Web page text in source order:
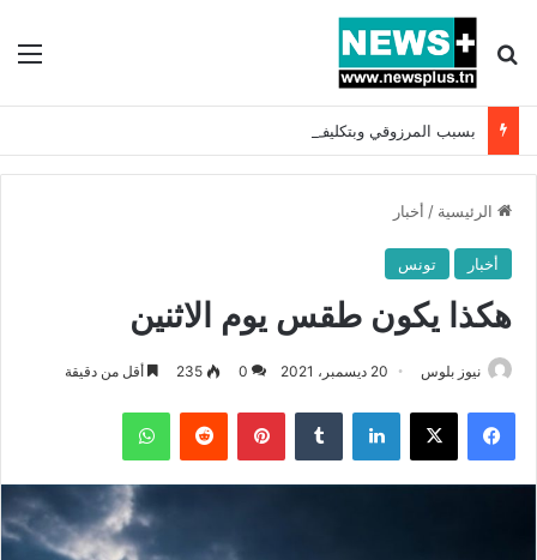
بحث عن
الرئيسية / أخبار
أخبار تونس
هكذا يكون طقس يوم الاثنين
نيوز بلوس 20 ديسمبر، 2021 0
235 أقل من دقيقة
فيسبوك X لينكدإن بينتيريست واتساب